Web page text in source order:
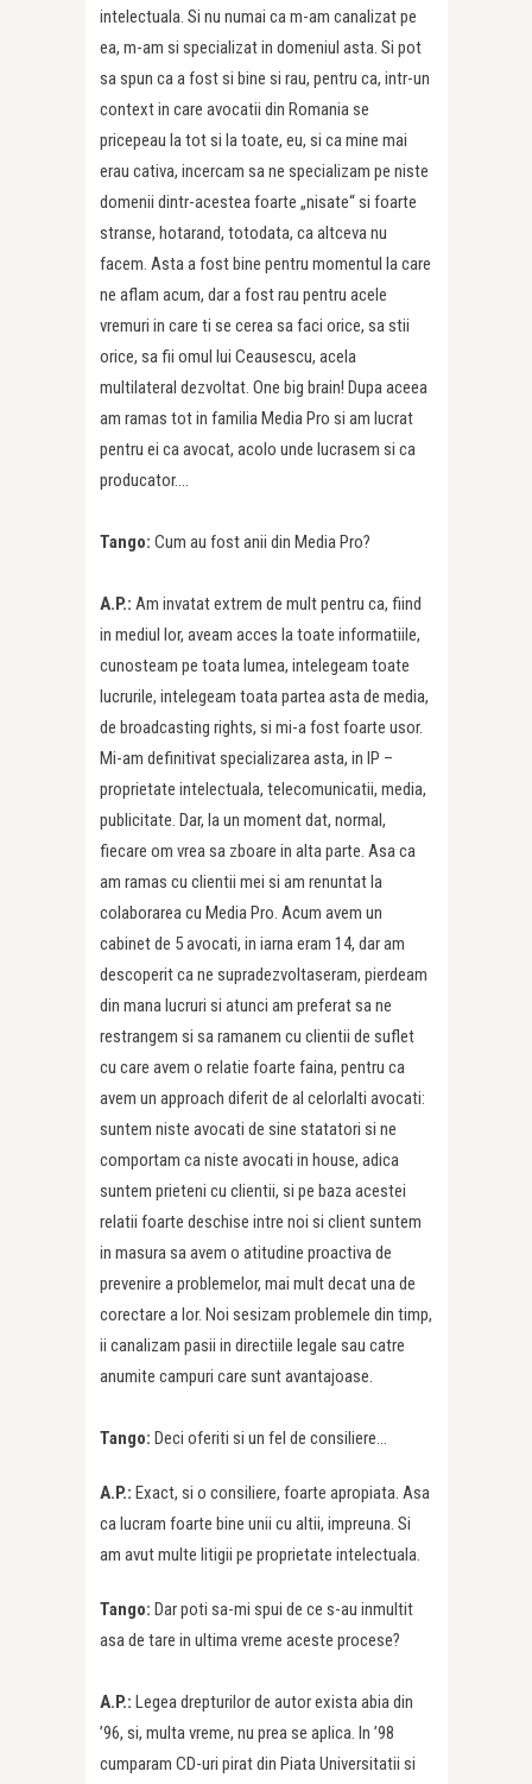
intelectuala. Si nu numai ca m-am canalizat pe
ea, m-am si specializat in domeniul asta. Si pot
sa spun ca a fost si bine si rau, pentru ca, intr-un
context in care avocatii din Romania se
pricepeau la tot si la toate, eu, si ca mine mai
erau cativa, incercam sa ne specializam pe niste
domenii dintr-acestea foarte „nisate“ si foarte
stranse, hotarand, totodata, ca altceva nu
facem. Asta a fost bine pentru momentul la care
ne aflam acum, dar a fost rau pentru acele
vremuri in care ti se cerea sa faci orice, sa stii
orice, sa fii omul lui Ceausescu, acela
multilateral dezvoltat. One big brain! Dupa aceea
am ramas tot in familia Media Pro si am lucrat
pentru ei ca avocat, acolo unde lucrasem si ca
producator….
Tango: Cum au fost anii din Media Pro?
A.P.: Am invatat extrem de mult pentru ca, fiind
in mediul lor, aveam acces la toate informatiile,
cunosteam pe toata lumea, intelegeam toate
lucrurile, intelegeam toata partea asta de media,
de broadcasting rights, si mi-a fost foarte usor.
Mi-am definitivat specializarea asta, in IP –
proprietate intelectuala, telecomunicatii, media,
publicitate. Dar, la un moment dat, normal,
fiecare om vrea sa zboare in alta parte. Asa ca
am ramas cu clientii mei si am renuntat la
colaborarea cu Media Pro. Acum avem un
cabinet de 5 avocati, in iarna eram 14, dar am
descoperit ca ne supradezvoltaseram, pierdeam
din mana lucruri si atunci am preferat sa ne
restrangem si sa ramanem cu clientii de suflet
cu care avem o relatie foarte faina, pentru ca
avem un approach diferit de al celorlalti avocati:
suntem niste avocati de sine statatori si ne
comportam ca niste avocati in house, adica
suntem prieteni cu clientii, si pe baza acestei
relatii foarte deschise intre noi si client suntem
in masura sa avem o atitudine proactiva de
prevenire a problemelor, mai mult decat una de
corectare a lor. Noi sesizam problemele din timp,
ii canalizam pasii in directiile legale sau catre
anumite campuri care sunt avantajoase.
Tango: Deci oferiti si un fel de consiliere…
A.P.: Exact, si o consiliere, foarte apropiata. Asa
ca lucram foarte bine unii cu altii, impreuna. Si
am avut multe litigii pe proprietate intelectuala.
Tango: Dar poti sa-mi spui de ce s-au inmultit
asa de tare in ultima vreme aceste procese?
A.P.: Legea drepturilor de autor exista abia din
’96, si, multa vreme, nu prea se aplica. In ’98
cumparam CD-uri pirat din Piata Universitatii si